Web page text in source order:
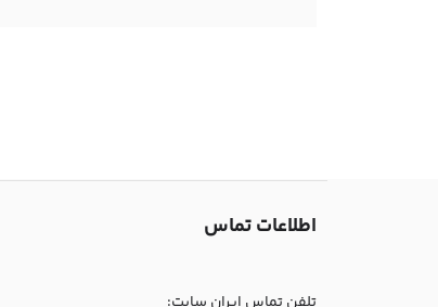
اطلاعات تماس
تلفن تماس ایران سایت: